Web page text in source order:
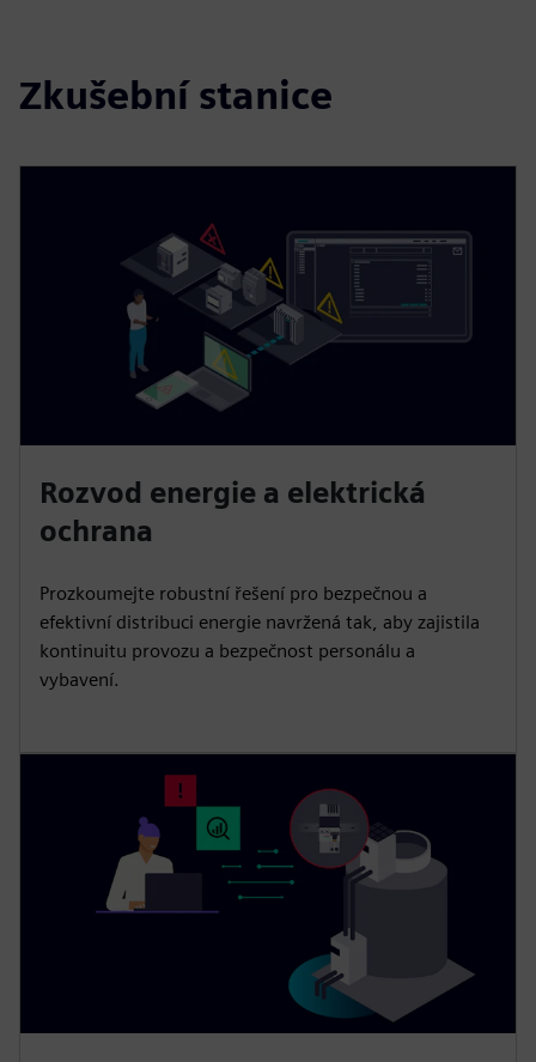
Zkušební stanice
Rozvod energie a elektrická
ochrana
Prozkoumejte robustní řešení pro bezpečnou a
efektivní distribuci energie navržená tak, aby zajistila
kontinuitu provozu a bezpečnost personálu a
vybavení.